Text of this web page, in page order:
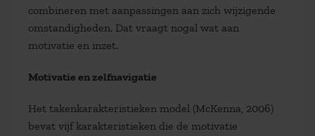
combineren met aanpassingen aan zich wijzigende
omstandigheden. Dat vraagt nogal wat aan
motivatie en inzet.
Motivatie en zelfnavigatie
Het takenkarakteristieken model (McKenna, 2006)
bevat vijf karakteristieken die de motivatie